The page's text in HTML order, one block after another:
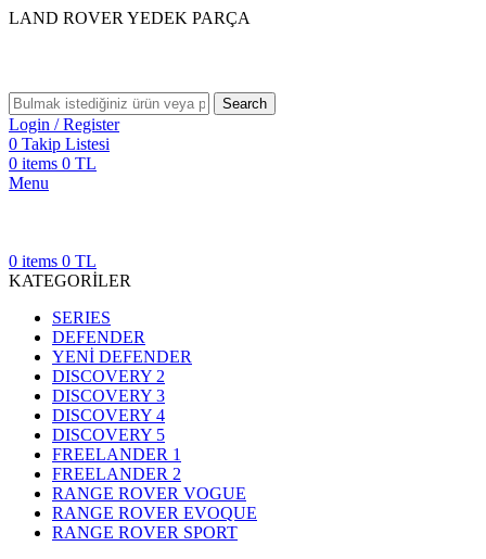
LAND ROVER YEDEK PARÇA
Search
Login / Register
0 Takip Listesi
0 items 0 TL
Menu
0 items 0 TL
KATEGORİLER
SERIES
DEFENDER
YENİ DEFENDER
DISCOVERY 2
DISCOVERY 3
DISCOVERY 4
DISCOVERY 5
FREELANDER 1
FREELANDER 2
RANGE ROVER VOGUE
RANGE ROVER EVOQUE
RANGE ROVER SPORT